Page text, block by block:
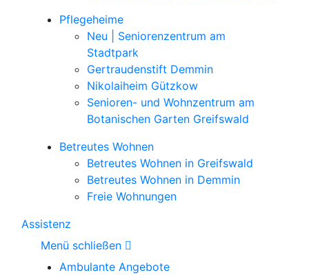
Pflegeheime
Neu | Seniorenzentrum am
Stadtpark
Gertraudenstift Demmin
Nikolaiheim Gützkow
Senioren- und Wohnzentrum am
Botanischen Garten Greifswald
Betreutes Wohnen
Betreutes Wohnen in Greifswald
Betreutes Wohnen in Demmin
Freie Wohnungen
Assistenz
Menü schließen
Ambulante Angebote